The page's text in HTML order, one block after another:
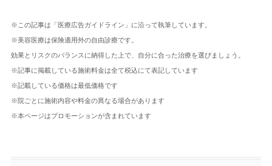
※この記事は「医療広告ガイドライン」に沿って執筆しています。
※美容医療は保険適用外の自由診療です。
効果とリスクのバランスに納得した上で、自分に合った治療を選びましょう。
※記事に掲載している施術料金は全て税込にて表記しています
※記載している価格は最低価格です
※院ごとに施術内容や料金の異なる場合があります
※本ページはプロモーションが含まれています